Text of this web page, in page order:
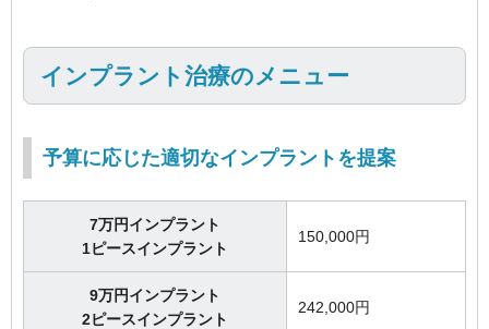
インプラント治療のメニュー
予算に応じた適切なインプラントを提案
7万円インプラント
1ピースインプラント
150,000円
9万円インプラント
2ピースインプラント
242,000円